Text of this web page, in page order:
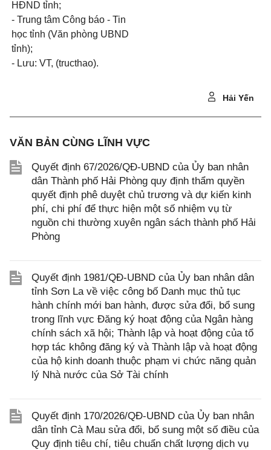
HĐND tỉnh;
- Trung tâm Công báo - Tin
học tỉnh (Văn phòng UBND
tỉnh);
- Lưu: VT, (tructhao).
Hải Yến
VĂN BẢN CÙNG LĨNH VỰC
Quyết định 67/2026/QĐ-UBND của Ủy ban nhân
dân Thành phố Hải Phòng quy định thẩm quyền
quyết định phê duyệt chủ trương và dự kiến kinh
phí, chi phí để thực hiện một số nhiệm vụ từ
nguồn chi thường xuyên ngân sách thành phố Hải
Phòng
Quyết định 1981/QĐ-UBND của Ủy ban nhân dân
tỉnh Sơn La về việc công bố Danh mục thủ tục
hành chính mới ban hành, được sửa đổi, bổ sung
trong lĩnh vực Đăng ký hoạt động của Ngân hàng
chính sách xã hội; Thành lập và hoạt động của tổ
hợp tác không đăng ký và Thành lập và hoạt động
của hộ kinh doanh thuộc phạm vi chức năng quản
lý Nhà nước của Sở Tài chính
Quyết định 170/2026/QĐ-UBND của Ủy ban nhân
dân tỉnh Cà Mau sửa đổi, bổ sung một số điều của
Quy định tiêu chí, tiêu chuẩn chất lượng dịch vụ